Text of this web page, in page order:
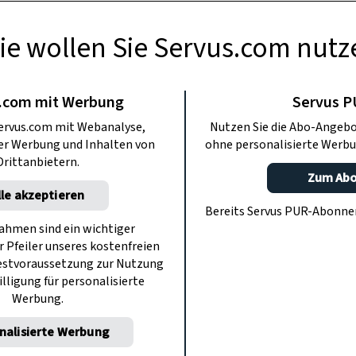
im Überblick
befinden sich über 3.800
zeigen beliebte Sorten mit Bildern.
wollen Sie Servus.com
mit Werbung
mit Webanalyse,
Werbung und Inhalten von
akzeptieren
sind ein wichtiger
unseres kostenfreien
zur Nutzung
für personalisierte
Werbung.
Werbung
Servus
Nutzen Sie die Abo-
ohne personalisierte
Zum
Bereits Servus PUR-